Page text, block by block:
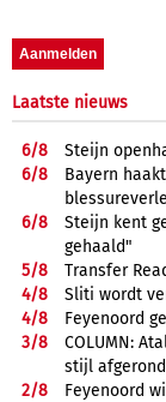
Laatste nieuws
6/8
Steijn
6/8
Bayern
6/8
Steijn kent
gehaald"
5/8
Transfer
4/8
Sliti wordt
4/8
Feyenoord
3/8
COLUMN:
stijl afgerond
2/8
Feyenoord